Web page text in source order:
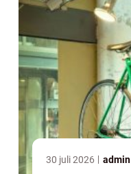
30 juli 2026 admin